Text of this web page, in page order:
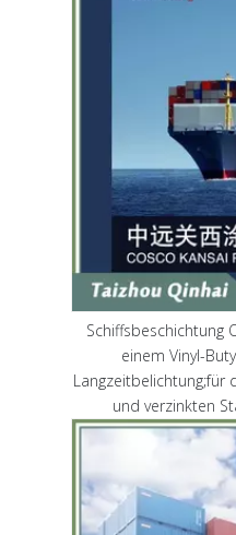
Schiffsbeschichtung
einem Vinyl-
Langzeitbelichtung;für
und verzinkten